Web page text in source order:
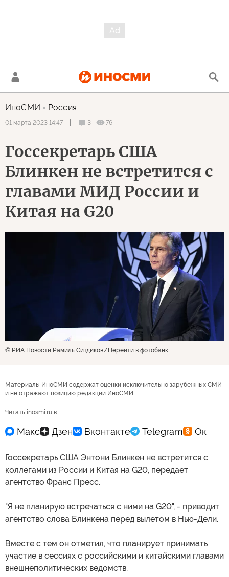
ИноСМИ Россия
01 марта 2023 14:47 3 76
Госсекретарь США
Блинкен не встретится с
главами МИД России и
Китая на G20
© РИА Новости Рамиль Ситдиков Перейти в фотобанк
Материалы ИноСМИ содержат оценки исключительно зарубежных СМИ
и не отражают позицию редакции ИноСМИ
Читать inosmi.ru в
Госсекретарь США Энтони Блинкен не встретится с
коллегами из России и Китая на G20, передает
агентство Франс Пресс.
"Я не планирую встречаться с ними на G20", - приводит
агентство слова Блинкена перед вылетом в Нью-Дели.
Вместе с тем он отметил, что планирует принимать
участие в сессиях с российскими и китайскими главами
внешнеполитических ведомств.